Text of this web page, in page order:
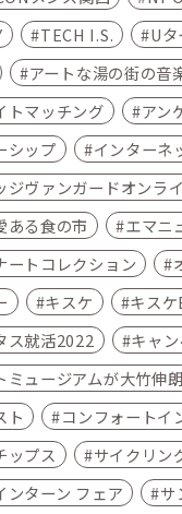
TECH I.S. Uタ
アートな湯の街の音
トマッチング
アン
シップ
インターネ
ジヴァンガードオンラ
ある食の市
エマニ
ートコレクション
キスケ キス
ス就活2022
キャ
ミュージアムが大竹伸朗
ト
コンフォートイ
ップス
サイクリン
ンターン フェア
サ